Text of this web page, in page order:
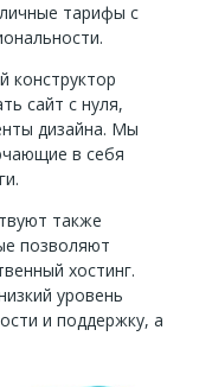
тарифы с
конструктор
сайт с нуля,
дизайна. Мы
в себя
также
позволяют
хостинг.
уровень
и поддержку, а